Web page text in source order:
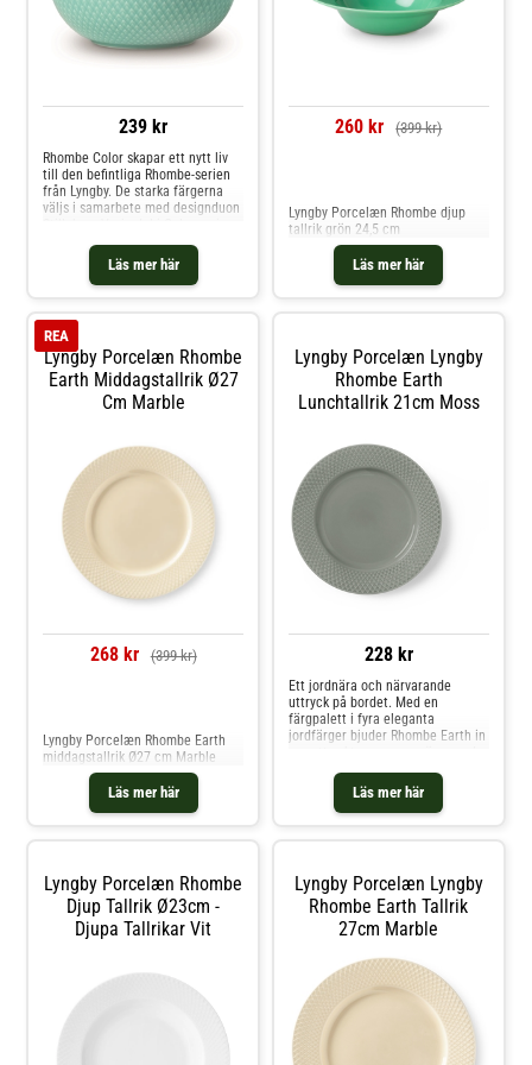
239 kr
Läs mer här
Rhombe Color skapar ett nytt liv
till den befintliga Rhombe-serien
från Lyngby. De starka färgerna
väljs i samarbete med designduon
har sin egna unika färg och
matchas med fördel tillsammans
eller till det vita klassiska
Rhombe-porslinet. Rhombe-skålen
260 kr (399 kr)
Läs mer här
Lyngby Porcelæn Rhombe djup
tallrik grön 24,5 cm
Lyngby Porcelæn Rhombe
Earth Middagstallrik Ø27
Cm Marble
REA
268 kr (399 kr)
Läs mer här
Lyngby Porcelæn Rhombe Earth
middagstallrik Ø27 cm Marble
Lyngby Porcelæn Lyngby
Rhombe Earth
Lunchtallrik 21cm Moss
228 kr
Läs mer här
Ett jordnära och närvarande
uttryck på bordet. Med en
färgpalett i fyra eleganta
jordfärger bjuder Rhombe Earth in
vid måltiden, dem vi äter med och
lägga märke till skönheten i
servisen. Seriens lilla lunchtallrik
på 21 cm i diameter finns i den
Lyngby Porcelæn Rhombe
Djup Tallrik Ø23cm -
Djupa Tallrikar Vit
Lyngby Porcelæn Lyngby
Rhombe Earth Tallrik
27cm Marble